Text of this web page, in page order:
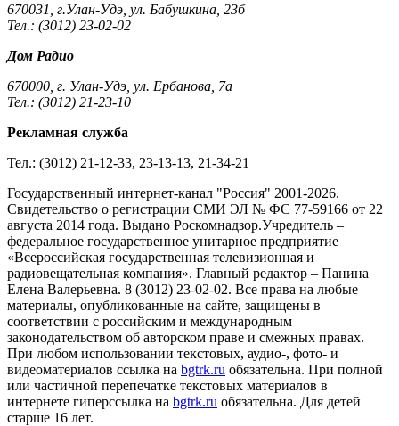
670031, г.Улан-Удэ, ул. Бабушкина, 23б
Тел.: (3012) 23-02-02
Дом Радио
670000, г. Улан-Удэ, ул. Ербанова, 7а
Тел.: (3012) 21-23-10
Рекламная служба
Тел.: (3012) 21-12-33, 23-13-13, 21-34-21
Государственный интернет-канал "Россия" 2001-2026.
Cвидетельство о регистрации СМИ ЭЛ № ФС 77-59166 от 22
августа 2014 года. Выдано Роскомнадзор.Учредитель –
федеральное государственное унитарное предприятие
«Всероссийская государственная телевизионная и
радиовещательная компания». Главный редактор – Панина
Елена Валерьевна. 8 (3012) 23-02-02. Все права на любые
материалы, опубликованные на сайте, защищены в
соответствии с российским и международным
законодательством об авторском праве и смежных правах.
При любом использовании текстовых, аудио-, фото- и
видеоматериалов ссылка на bgtrk.ru обязательна. При полной
или частичной перепечатке текстовых материалов в
интернете гиперссылка на bgtrk.ru обязательна. Для детей
старше 16 лет.